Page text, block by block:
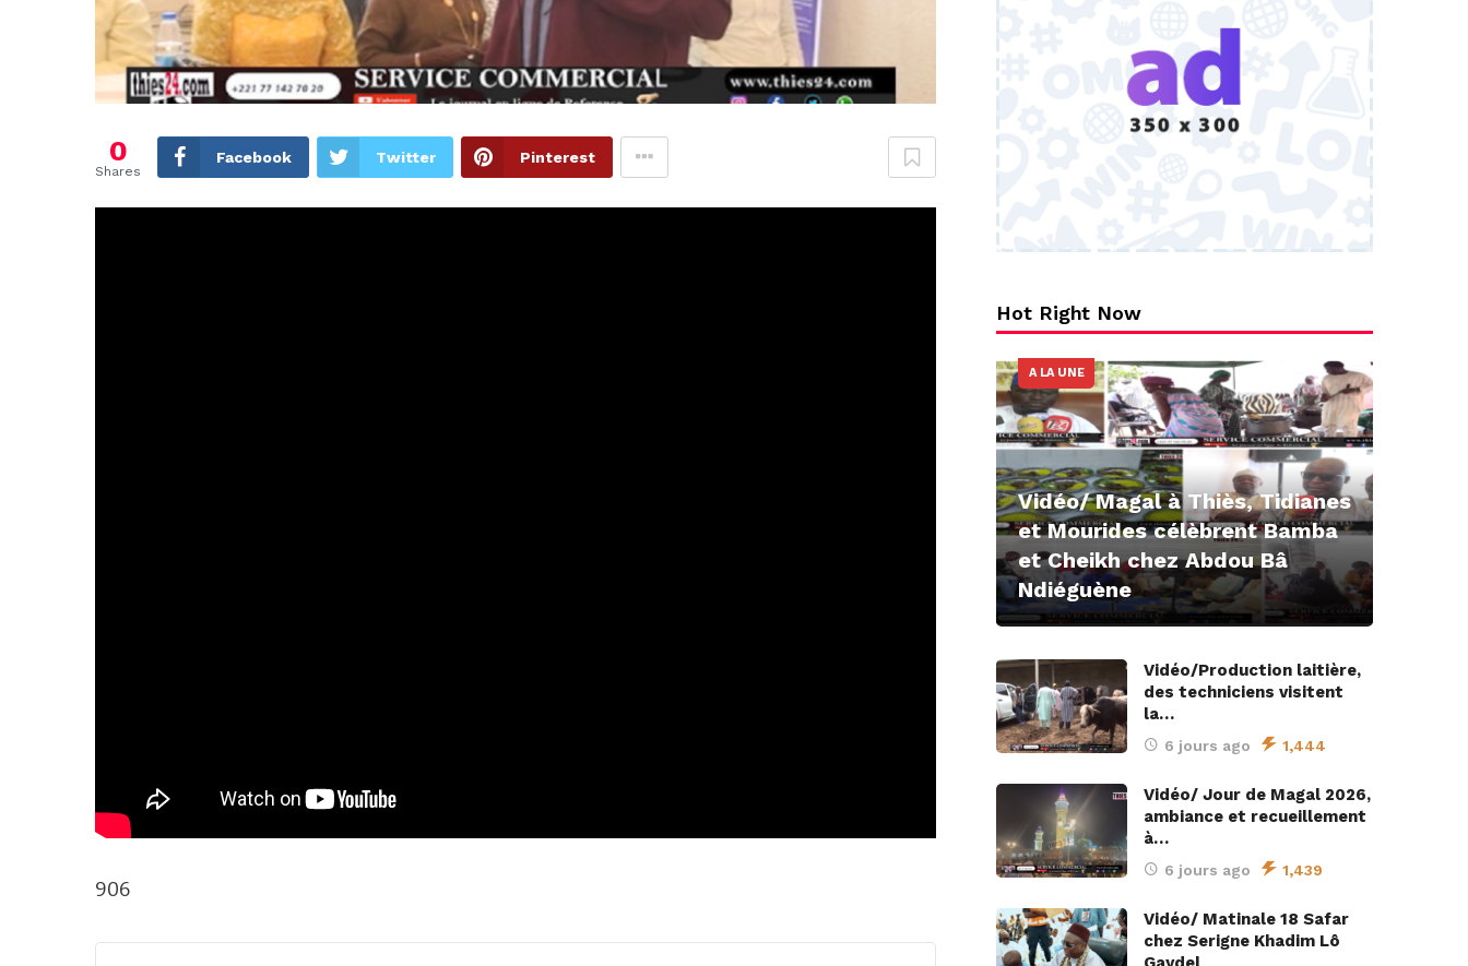
0
Shares
Facebook Twitter Pinterest
906
Hot Right Now
A LA UNE
Vidéo/ Magal à Thiès, Tidianes
et Mourides célèbrent Bamba
et Cheikh chez Abdou Bâ
Ndiéguène
Vidéo/Production laitière,
des techniciens visitent
la…
6 jours ago 1,444
Vidéo/ Jour de Magal 2026,
ambiance et recueillement
à…
6 jours ago 1,439
Vidéo/ Matinale 18 Safar
chez Serigne Khadim Lô